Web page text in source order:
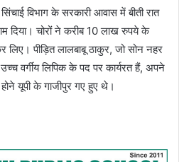
विभाग के सरकारी आवास में बीती रात
दिया। चोरों ने करीब 10 लाख रुपये के
पीड़ित लालबाबू ठाकुर, जो सोन नहर
वर्गीय लिपिक के पद पर कार्यरत हैं, अपने
यूपी के गाजीपुर गए हुए थे।